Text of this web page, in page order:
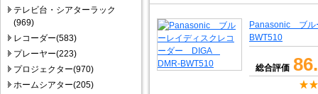
テレビ台・シアターラック
(969)
レコーダー(583)
プレーヤー(223)
プロジェクター(970)
ホームシアター(205)
Panasonic ブル
BWT510
総合評価